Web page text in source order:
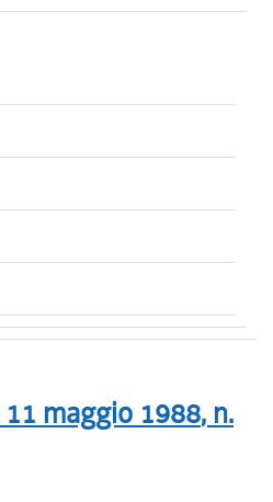
11 maggio 1988, n.